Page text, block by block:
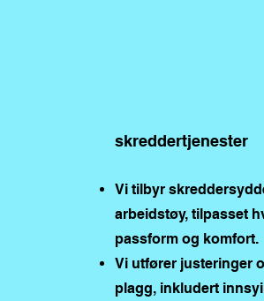
skreddertjenester
Vi tilbyr
arbeidstøy, tilpasset
passform og komfort.
Vi utfører justeringer
plagg, inkludert